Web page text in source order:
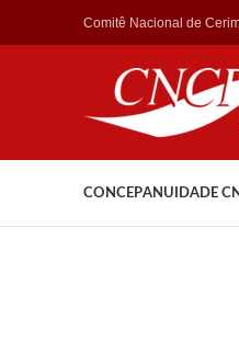
Comitê Nacional de
CONCEPANUIDADE